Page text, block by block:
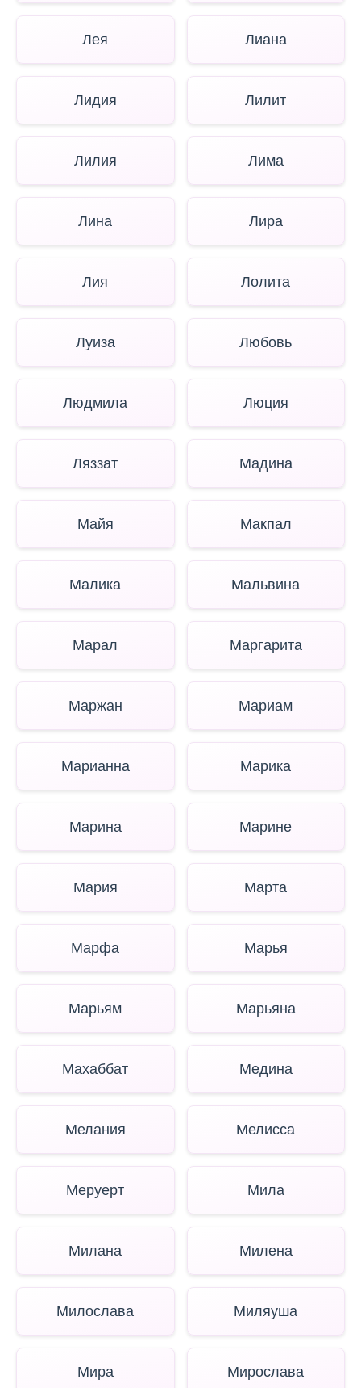
Лея Лиана
Лидия Лилит
Лилия Лима
Лина Лира
Лия Лолита
Луиза Любовь
Людмила Люция
Ляззат Мадина
Майя Макпал
Малика Мальвина
Марал Маргарита
Маржан Мариам
Марианна Марика
Марина Марине
Мария Марта
Марфа Марья
Марьям Марьяна
Махаббат Медина
Мелания Мелисса
Меруерт Мила
Милана Милена
Милослава Миляуша
Мира Мирослава